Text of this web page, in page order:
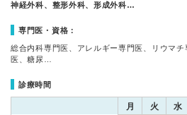
神経外科、整形外科、形成外科…
専門医・資格：
総合内科専門医、アレルギー専門医、リウマ
医、糖尿…
診療時間
月 火 水